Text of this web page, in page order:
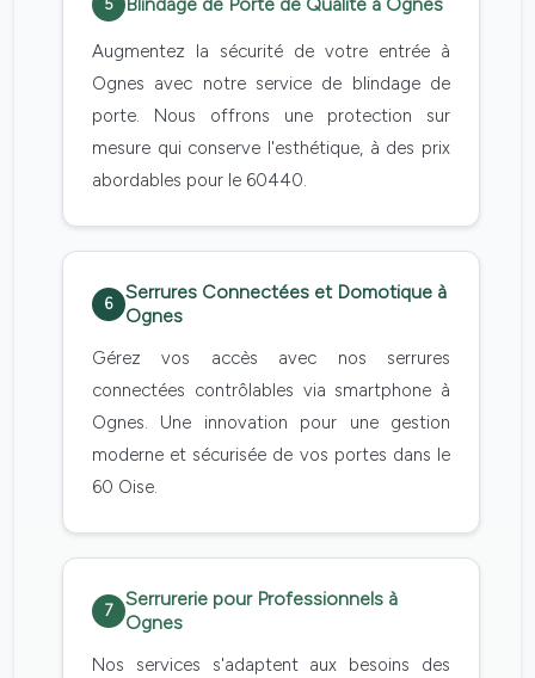
5
Augmentez la sécurité de votre entrée à
Ognes avec notre service de blindage de
porte. Nous offrons une protection sur
mesure qui conserve l'esthétique, à des prix
abordables pour le 60440.
6
Serrures Connectées et Domotique à
Ognes
Gérez vos accès avec nos serrures
connectées contrôlables via smartphone à
Ognes. Une innovation pour une gestion
moderne et sécurisée de vos portes dans le
60 Oise.
7
Serrurerie pour Professionnels à
Ognes
Nos services s'adaptent aux besoins des